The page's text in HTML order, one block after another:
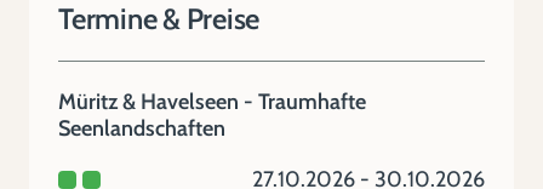
Termine & Preise
Müritz & Havelseen - Traumhafte
Seenlandschaften
27.10.2026 - 30.10.2026